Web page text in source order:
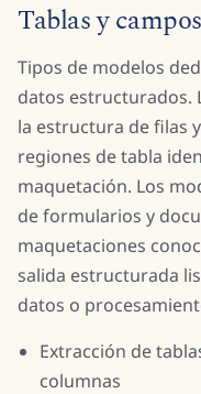
Tablas y campos
Tipos de modelos
datos estructurados.
la estructura de filas
regiones de tabla
maquetación. Los
de formularios y
maquetaciones
salida estructurada
datos o
Extracción de
columnas